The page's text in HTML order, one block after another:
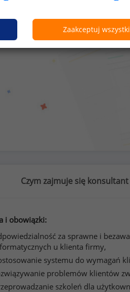
Czym zajmuje się
i obowiązki:
za sprawne i
u klienta firmy,
systemu do wymagań
problemów klientów
szkoleń dla
Zaakceptuj